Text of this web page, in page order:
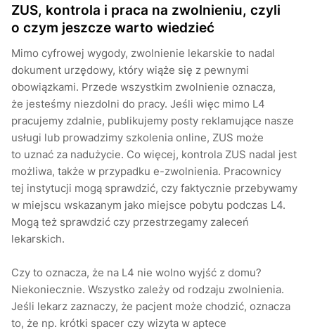
ZUS, kontrola i praca na zwolnieniu, czyli
o czym jeszcze warto wiedzieć
Mimo cyfrowej wygody, zwolnienie lekarskie to nadal
dokument urzędowy, który wiąże się z pewnymi
obowiązkami. Przede wszystkim zwolnienie oznacza,
że jesteśmy niezdolni do pracy. Jeśli więc mimo L4
pracujemy zdalnie, publikujemy posty reklamujące nasze
usługi lub prowadzimy szkolenia online, ZUS może
to uznać za nadużycie. Co więcej, kontrola ZUS nadal jest
możliwa, także w przypadku e-zwolnienia. Pracownicy
tej instytucji mogą sprawdzić, czy faktycznie przebywamy
w miejscu wskazanym jako miejsce pobytu podczas L4.
Mogą też sprawdzić czy przestrzegamy zaleceń
lekarskich.
Czy to oznacza, że na L4 nie wolno wyjść z domu?
Niekoniecznie. Wszystko zależy od rodzaju zwolnienia.
Jeśli lekarz zaznaczy, że pacjent może chodzić, oznacza
to, że np. krótki spacer czy wizyta w aptece